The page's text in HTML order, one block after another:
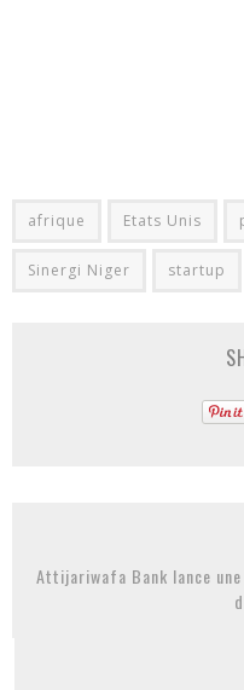
afrique Etats Unis
Sinergi Niger startup
Attijariwafa Bank lance